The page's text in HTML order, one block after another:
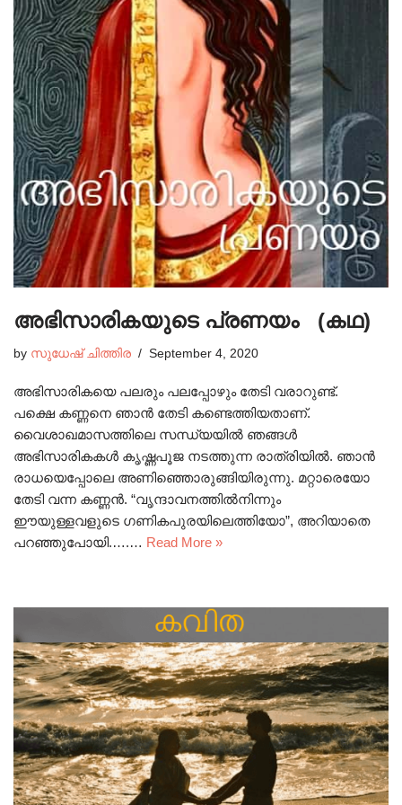
അഭിസാരികയുടെ പ്രണയം (കഥ)
by സുധേഷ്‌ ചിത്തിര September 4, 2020
അഭിസാരികയെ പലരും പലപ്പോഴും തേടി വരാറുണ്ട്.
പക്ഷെ കണ്ണനെ ഞാൻ തേടി കണ്ടെത്തിയതാണ്.
വൈശാഖമാസത്തിലെ സന്ധ്യയിൽ ഞങ്ങൾ
അഭിസാരികകൾ കൃഷ്ണപൂജ നടത്തുന്ന രാത്രിയിൽ. ഞാൻ
രാധയെപ്പോലെ അണിഞ്ഞൊരുങ്ങിയിരുന്നു. മറ്റാരെയോ
തേടി വന്ന കണ്ണൻ. “വൃന്ദാവനത്തിൽനിന്നും
ഈയുള്ളവളുടെ ഗണികപുരയിലെത്തിയോ”, അറിയാതെ
പറഞ്ഞുപോയി.….… Read More »